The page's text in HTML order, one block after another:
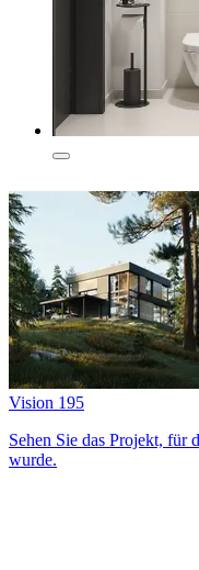
Vision 195
Sehen Sie das Projekt, für
wurde.